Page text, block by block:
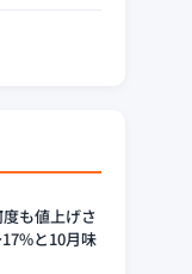
も値上げさ
と10月味